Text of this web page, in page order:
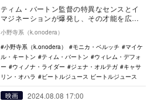
ティム・バートン監督の特異なセンスとイ
マジネーションが爆発し、その才能を広く
知らしめることになったホラーコメディ映
画『ビートルジ…
小野寺系（k.onodera）
小野寺系（k.onodera）
モニカ・ベルッチ
マイケ
ル・キートン
ティム・バートン
ウィレム・デフォ
ー
ウィノナ・ライダー ジェナ・オルテガ
キャサ
リン・オハラ
ビートルジュース ビートルジュース
映画 2024.08.08 17:00